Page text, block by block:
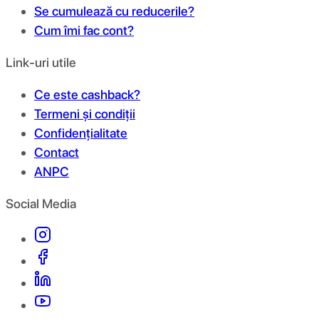
Se cumulează cu reducerile?
Cum îmi fac cont?
Link-uri utile
Ce este cashback?
Termeni și condiții
Confidențialitate
Contact
ANPC
Social Media